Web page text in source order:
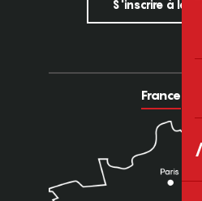
S'inscrire à la
France